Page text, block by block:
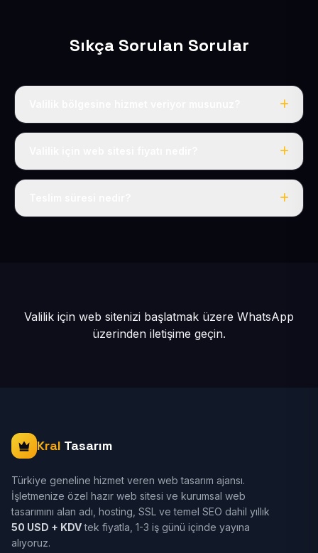
Sıkça Sorulan Sorular
Evet, Valilik dahil tüm Kocasinan bölgesine eksiksiz
Tek fiyat: yılda 50 USD + KDV, her şey dahil.
Valilik için web sitenizi başlatmak üzere WhatsApp
üzerinden iletişime geçin.
Kral Tasarım
Türkiye geneline hizmet veren web tasarım ajansı.
İşletmenize özel hazır web sitesi ve kurumsal web
tasarımını alan adı, hosting, SSL ve temel SEO dahil yıllık
50 USD + KDVtek fiyatla, 1-3 iş günü içinde yayına
alıyoruz.